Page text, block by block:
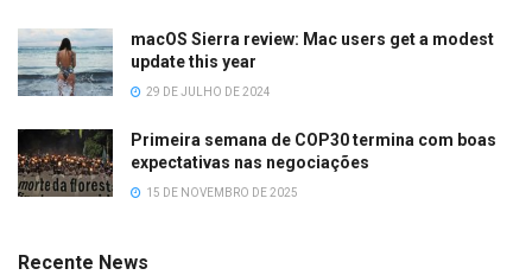
macOS Sierra review: Mac users get a modest
update this year
29 DE JULHO DE 2024
Primeira semana de COP30 termina com boas
expectativas nas negociações
15 DE NOVEMBRO DE 2025
Recente News